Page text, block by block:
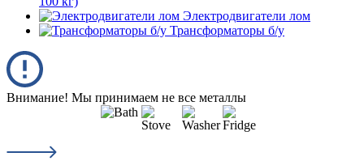
Электродвигатели лом
Трансформаторы б/у
Внимание! Мы принимаем не все металлы